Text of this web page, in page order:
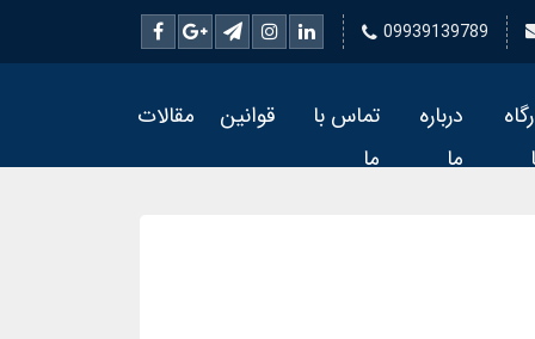
09939139789
درباره
ما
تماس با
ما
قوانین مقالات